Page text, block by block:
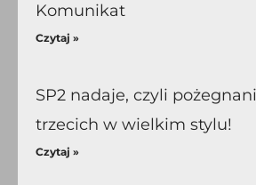
Komunikat
Czytaj »
SP2 nadaje, czyli
trzecich w wielkim stylu!
Czytaj »